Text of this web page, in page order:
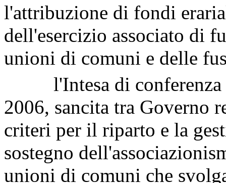
l'attribuzione di fondi
dell'esercizio associato di
unioni di comuni e delle
l'Intesa di conferenza
2006, sancita tra Governo
criteri per il riparto e la
sostegno
unioni di comuni che